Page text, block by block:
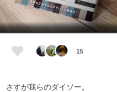
15
さすが我らのダイソー。